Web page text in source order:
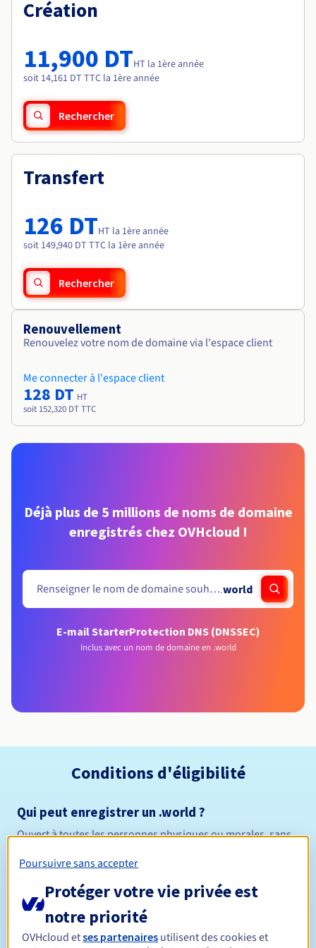
Tarifs
Roadmap & Changelog
Roadmap & Changelog
Création
11,900 DTHT la 1ère année
soit 14,161 DT TTC la 1ère année
Rechercher
Transfert
126 DTHT la 1ère année
soit 149,940 DT TTC la 1ère année
Rechercher
Renouvellement
Renouvelez votre nom de domaine via l'espace client
Me connecter à l'espace client
128 DT HT
soit 152,320 DT TTC
Déjà plus de 5 millions de noms de domaine
enregistrés chez OVHcloud !
.world
E-mail StarterProtection DNS (DNSSEC)
Inclus avec un nom de domaine en .world
Conditions d'éligibilité
Qui peut enregistrer un .world ?
Ouvert à toutes les personnes physiques ou morales, sans
Durée de réservation
Poursuivre sans accepter
Protéger votre vie privée est
notre priorité
OVHcloud etses partenaires utilisent des cookies et